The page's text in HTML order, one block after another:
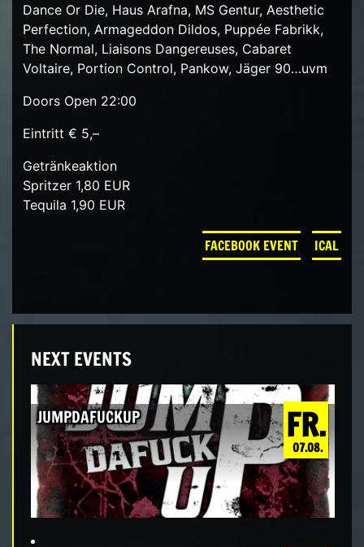
Dance Or Die, Haus Arafna, MS Gentur, Aesthetic
Perfection, Armageddon Dildos, Puppée Fabrikk,
The Normal, Liaisons Dangereuses, Cabaret
Voltaire, Portion Control, Pankow, Jäger 90…uvm
Doors Open 22:00
Eintritt € 5,–
Getränkeaktion
Spritzer 1,80 EUR
Tequila 1,90 EUR
FACEBOOK EVENT ICAL
NEXT EVENTS
FR.
07.08.
JUMPDAFUCKUP